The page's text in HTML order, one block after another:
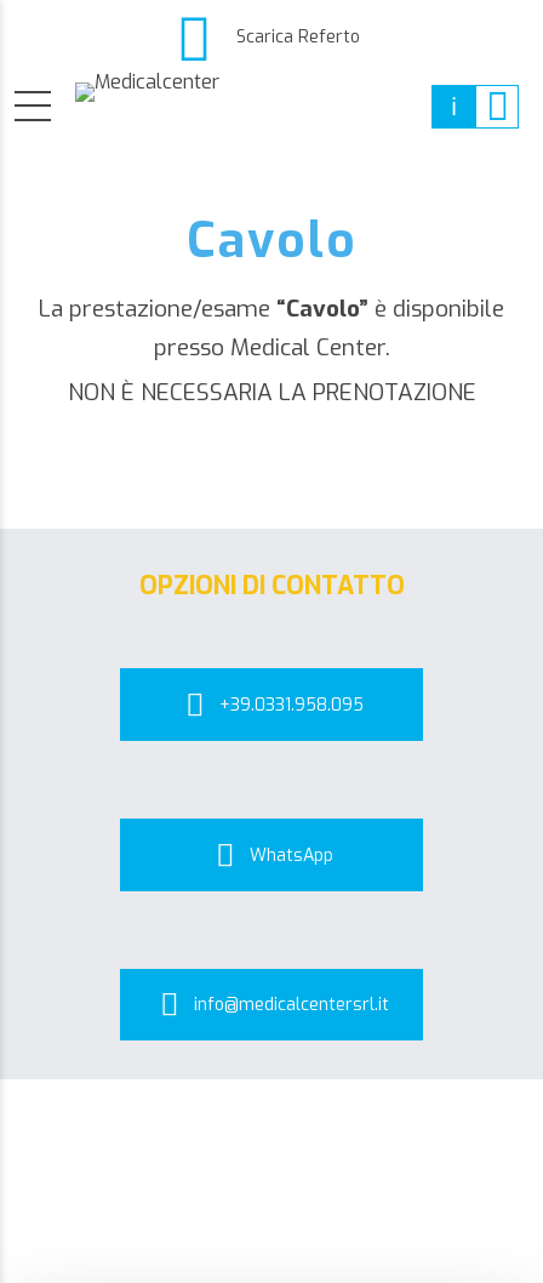
Scarica Referto
Cavolo
La prestazione/esame “Cavolo” è disponibile
presso Medical Center.
NON È NECESSARIA LA PRENOTAZIONE
OPZIONI DI CONTATTO
+39.0331.958.095
WhatsApp
info@medicalcentersrl.it